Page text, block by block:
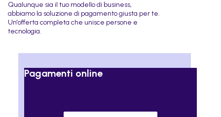
Qualunque sia il tuo modello di business,
abbiamo la soluzione di pagamento giusta per te.
Un'offerta completa che unisce persone e
tecnologia.
Pagamenti online